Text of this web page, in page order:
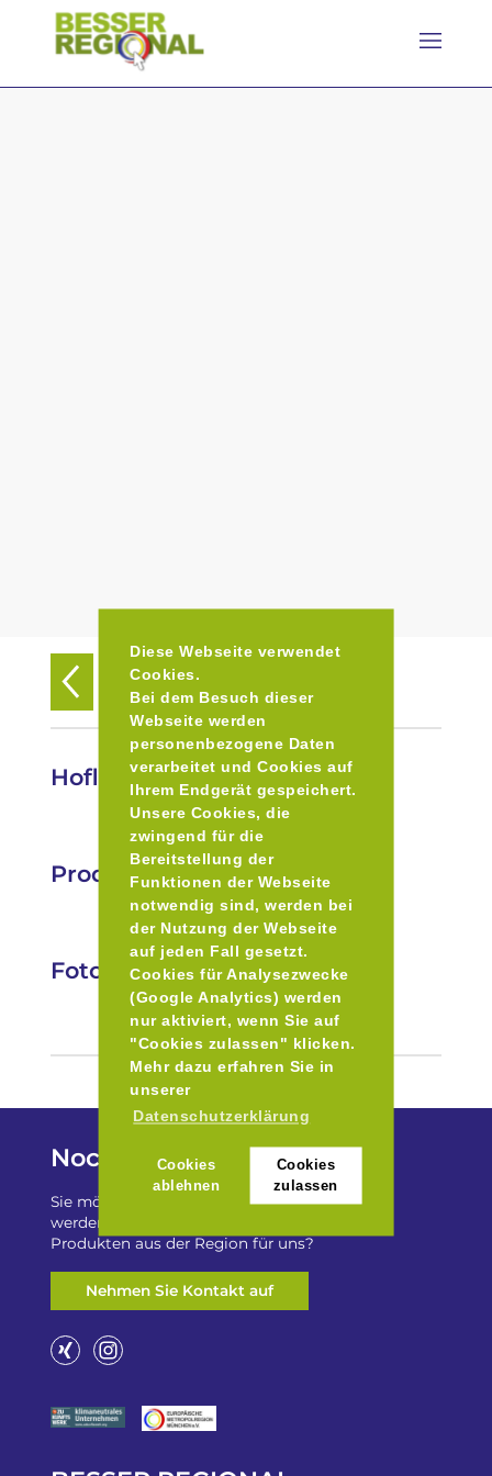
Diese Webseite verwendet
Cookies.
Bei dem Besuch dieser
Webseite werden
personenbezogene Daten
verarbeitet und Cookies auf
Ihrem Endgerät gespeichert.
Unsere Cookies, die
zwingend für die
Bereitstellung der
Funktionen der Webseite
notwendig sind, werden bei
der Nutzung der Webseite
auf jeden Fall gesetzt.
Cookies für Analysezwecke
(Google Analytics) werden
nur aktiviert, wenn Sie auf
"Cookies zulassen" klicken.
Mehr dazu erfahren Sie in
unserer
Datenschutzerklärung
Cookies
ablehnen
Cookies
zulassen
Zurück zur Übersicht
Hofladen Landes GbR
Produkte
Fotos
Noch Fragen?
Sie möchten auf „Besser Regional“ gelistet
werden? Oder haben Sie einen Freizeittip zu
Produkten aus der Region für uns?
Nehmen Sie Kontakt auf